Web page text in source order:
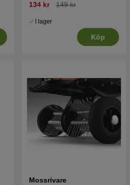
134 kr 149 kr
I lager
Köp
Mossrivare